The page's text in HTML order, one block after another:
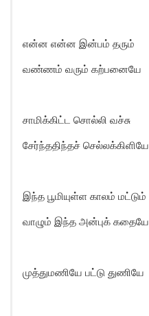
என்ன என்ன இன்பம் தரும்
வண்ணம் வரும் கற்பனையே
சாமிக்கிட்ட சொல்லி வச்சு
சேர்ந்ததிந்தச் செல்லக்கிளியே
இந்த பூமியுள்ள காலம் மட்டும்
வாழும் இந்த அன்புக் கதையே
முத்துமணியே பட்டு துணியே